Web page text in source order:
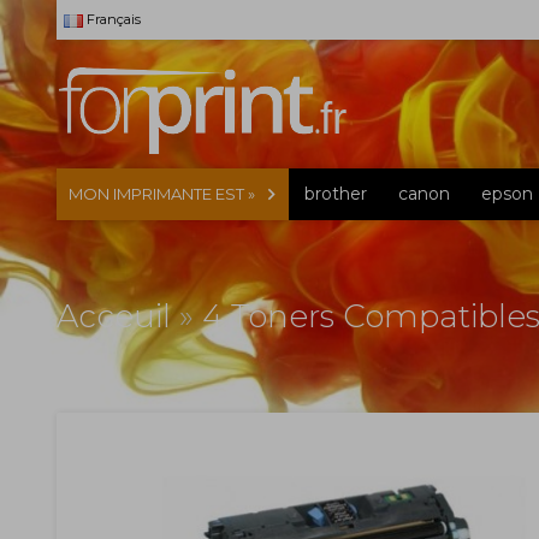
Français
MON IMPRIMANTE EST » brother canon epson
Acceuil»4 Toners